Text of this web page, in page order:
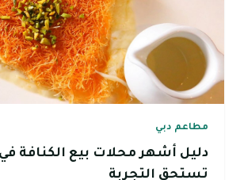
مطاعم دبي
دليل أشهر محلات بيع الكنافة في
تستحق التجربة